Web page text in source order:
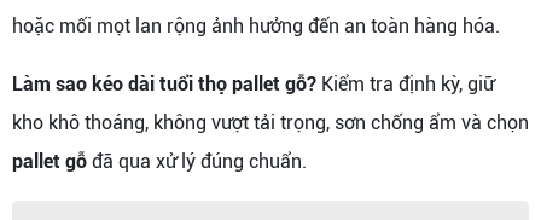
hoặc mối mọt lan rộng ảnh hưởng đến an toàn hàng hóa.
Làm sao kéo dài tuổi thọ pallet gỗ? Kiểm tra định kỳ, giữ
kho khô thoáng, không vượt tải trọng, sơn chống ẩm và chọn
pallet gỗ đã qua xử lý đúng chuẩn.